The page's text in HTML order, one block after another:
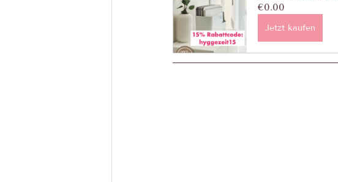
€0.00
Jetzt kaufen